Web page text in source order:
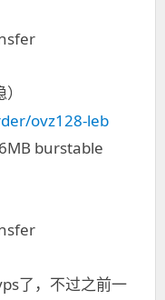
ovz128-leb
burstable
了，不过之前一